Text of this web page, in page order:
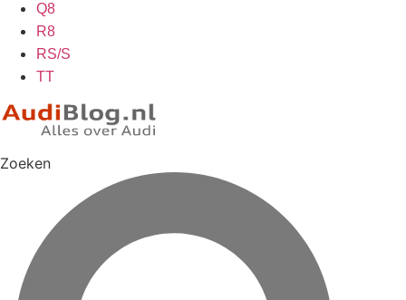
Q8
R8
RS/S
TT
Zoeken